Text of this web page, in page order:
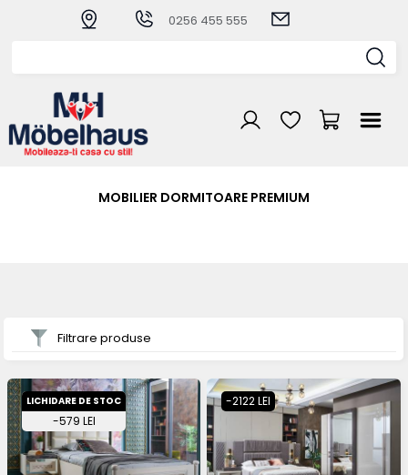
0256 455 555
MOBILIER DORMITOARE PREMIUM
Filtrare produse
LICHIDARE DE STOC
-579 LEI
-2122 LEI